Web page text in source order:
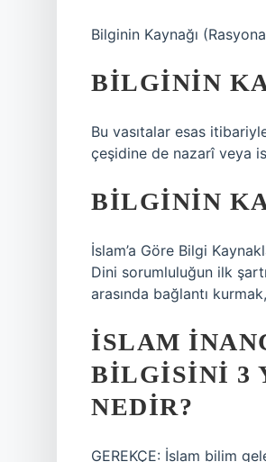
Bilginin Kaynağı
BILGININ
Bu vasıtalar esas
çeşidine de nazarî veya
BILGININ
İslam’a Göre Bilgi
Dini sorumluluğun ilk
arasında bağlantı
İSLAM
BILGISINI 3
NEDIR?
GEREKÇE: İslam bilim